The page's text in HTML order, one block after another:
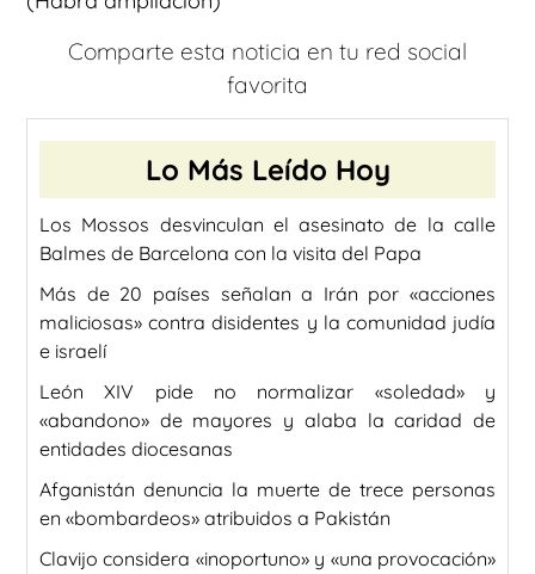
Comparte esta noticia en tu red social
favorita
Lo Más Leído Hoy
Los Mossos desvinculan el asesinato de la calle
Balmes de Barcelona con la visita del Papa
Más de 20 países señalan a Irán por «acciones
maliciosas» contra disidentes y la comunidad judía
e israelí
León XIV pide no normalizar «soledad» y
«abandono» de mayores y alaba la caridad de
entidades diocesanas
Afganistán denuncia la muerte de trece personas
en «bombardeos» atribuidos a Pakistán
Clavijo considera «inoportuno» y «una provocación»